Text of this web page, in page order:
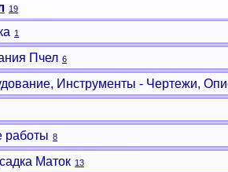
19
1
Пчел 6
Инструменты - Чертежи,
работы 8
Маток 13